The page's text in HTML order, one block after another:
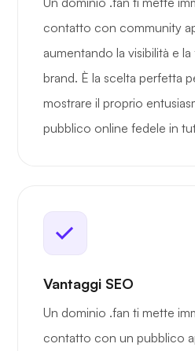
contatto con community
aumentando la visibilità e
brand. È la scelta perfetta
mostrare il proprio
pubblico online fedele in
Vantaggi SEO
Un dominio .fan ti mette
contatto con un pubblico